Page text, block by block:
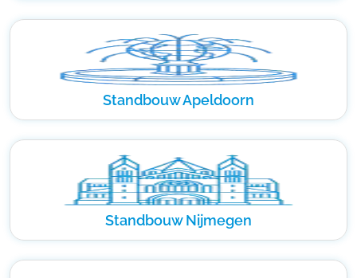
Standbouw Apeldoorn
Standbouw Nijmegen